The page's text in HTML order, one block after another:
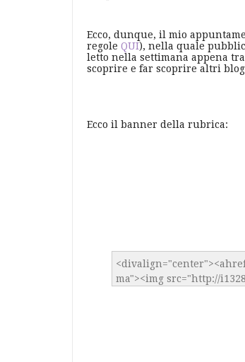
Ecco, dunque, il mio
regole QUI), nella quale
letto nella settimana appena
scoprire e far scoprire altri
Ecco il banner della rubrica: